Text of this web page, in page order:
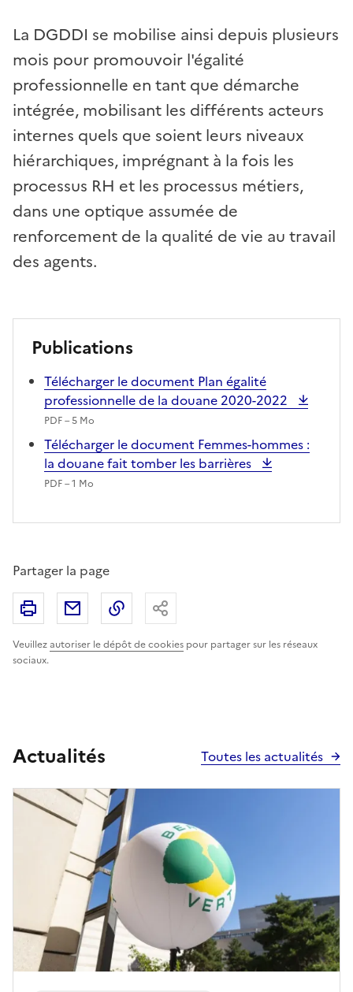
La DGDDI se mobilise ainsi depuis plusieurs
mois pour promouvoir l'égalité
professionnelle en tant que démarche
intégrée, mobilisant les différents acteurs
internes quels que soient leurs niveaux
hiérarchiques, imprégnant à la fois les
processus RH et les processus métiers,
dans une optique assumée de
renforcement de la qualité de vie au travail
des agents.
Publications
Télécharger le document Plan égalité
professionnelle de la douane 2020-2022
PDF – 5 Mo
Télécharger le document Femmes-hommes :
la douane fait tomber les barrières
PDF – 1 Mo
Partager la page
Veuillezautoriser le dépôt de cookies pour partager sur les réseaux
sociaux.
Imprimer Partager par email
Copier le lien
Actualités Toutes les actualités